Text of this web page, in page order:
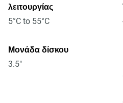
λειτουργίας
5°C to 55°C
Μονάδα δίσκου
3.5"